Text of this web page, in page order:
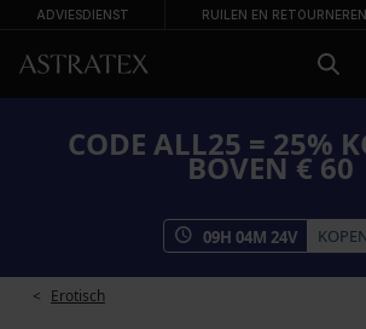
ADVIESDIENST RUILEN EN RETOURNEREN
CODE ALL25 = 25%
BOVEN € 60
09H 04M 24V
Erotisch